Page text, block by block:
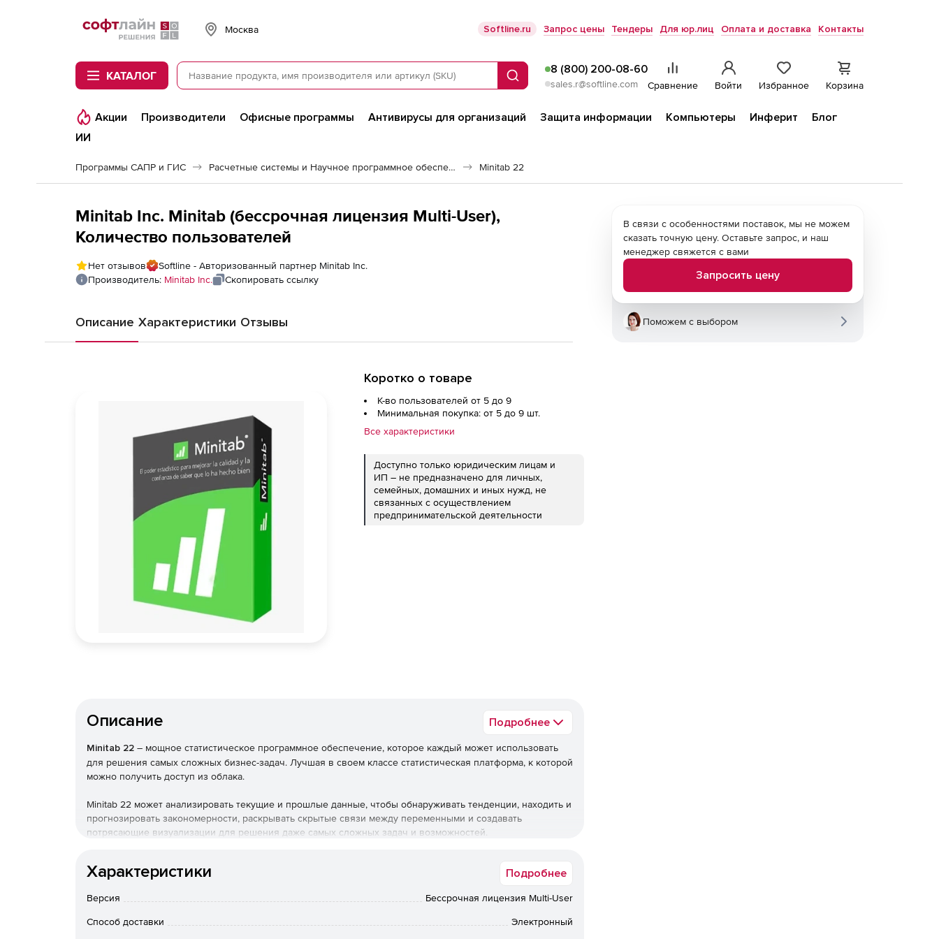
Softline
Москва Softline.ru Запрос цены Тендеры Для юр.лиц Оплата и доставка Контакты
КАТАЛОГ Поиск
8 (800) 200-08-60
sales.r@softline.com Сравнение Войти Избранное Корзина
Акции Производители Офисные программы Антивирусы для организаций Защита информации Компьютеры Инферит
Блог
ИИ
Программы САПР и ГИС Расчетные системы и Научное программное обеспечение Minitab 22
Minitab Inc. Minitab (бессрочная лицензия Multi-User),
Количество пользователей
Нет отзывов
Softline - Авторизованный партнер Minitab Inc.
Производитель: Minitab Inc. Скопировать ссылку
Описание Характеристики Отзывы
Коротко о товаре
К-во пользователей от 5 до 9
Минимальная покупка: от 5 до 9 шт.
Все характеристики
Доступно только юридическим лицам и
ИП – не предназначено для личных,
семейных, домашних и иных нужд, не
связанных с осуществлением
предпринимательской деятельности
Описание Подробнее
Minitab 22 – мощное статистическое программное обеспечение, которое каждый может использовать
для решения самых сложных бизнес-задач. Лучшая в своем классе статистическая платформа, к которой
можно получить доступ из облака.
Minitab 22 может анализировать текущие и прошлые данные, чтобы обнаруживать тенденции, находить и
прогнозировать закономерности, раскрывать скрытые связи между переменными и создавать
потрясающие визуализации для решения даже самых сложных задач и возможностей.
прогнозировать лучшие результаты, разрабатывать более качественные продукты и совершенствовать
процессы для получения более высоких доходов и снижения затрат. Только Minitab предлагает
уникальный интегрированный подход, предоставляя программное обеспечение и услуги, которые
Характеристики Подробнее
Версия Бессрочная лицензия Multi-User
Способ доставки Электронный
В связи с особенностями поставок, мы не можем
сказать точную цену. Оставьте запрос, и наш
менеджер свяжется с вами
Запросить цену
Поможем с выбором